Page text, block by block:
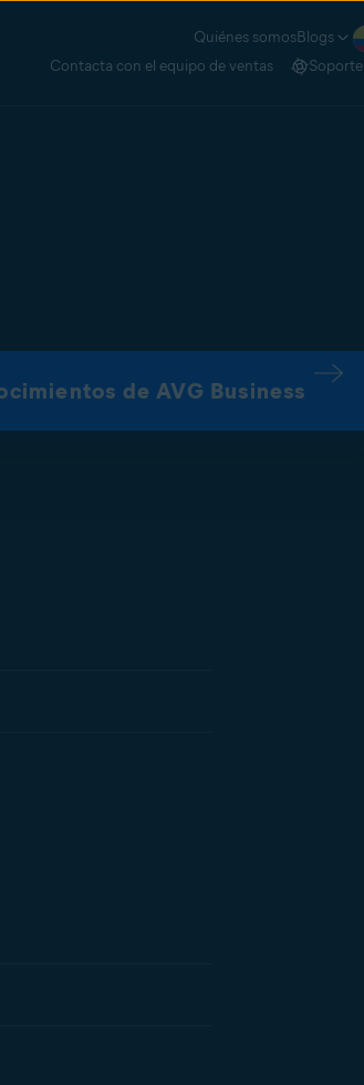
Quiénes somosBlogs
Contacta con el equipo de ventas Soporte
de AVG Business